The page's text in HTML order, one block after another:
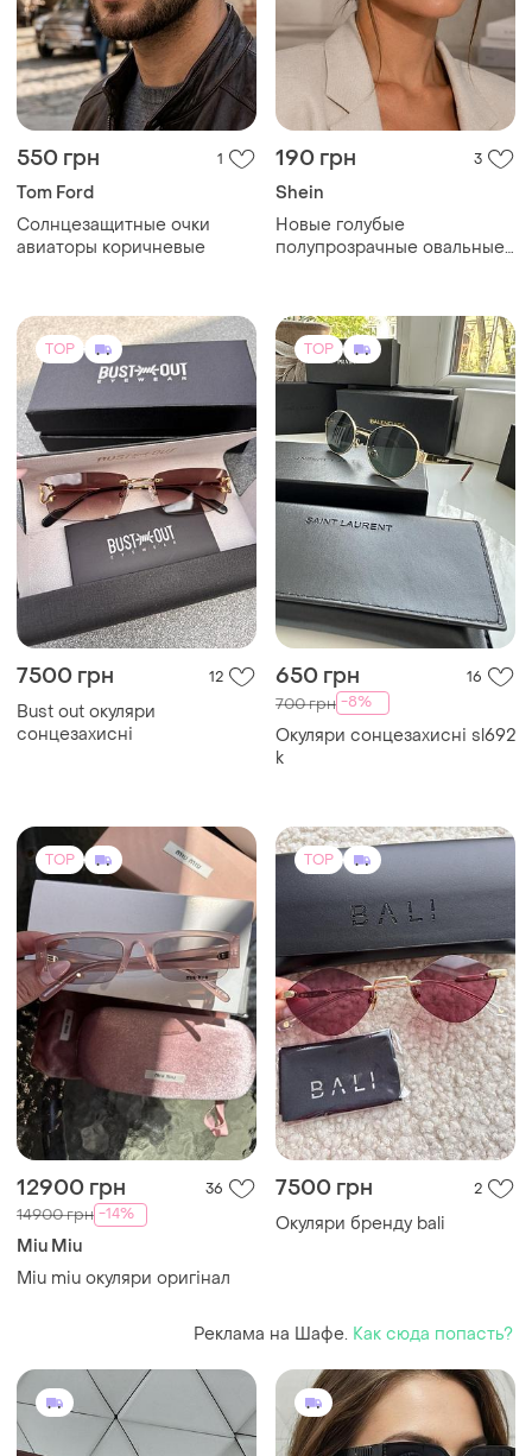
550 грн 1
Tom Ford
Солнцезащитные очки
авиаторы коричневые
190 грн 3
Shein
Новые голубые
полупрозрачные овальные
TOP
7500 грн 12
Bust out окуляри
сонцезахисні
TOP
650 грн 16
700 грн -8%
Окуляри сонцезахисні sl692
k
TOP
12900 грн 36
14900 грн -14%
Miu Miu
Miu miu окуляри оригінал
TOP
7500 грн 2
Окуляри бренду bali
Реклама на Шафе. Как сюда попасть?